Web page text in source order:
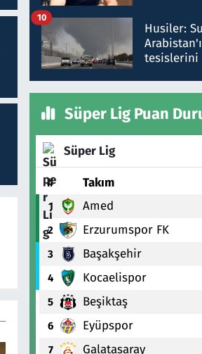
talimat
gönderdim
Husiler:
tesislerini
10
Süper Lig Puan
Süper Lig
# Takım
1 Amed
2 Erzurumspor FK
3 Başakşehir
4 Kocaelispor
5 Beşiktaş
6 Eyüpspor
7 Galatasaray